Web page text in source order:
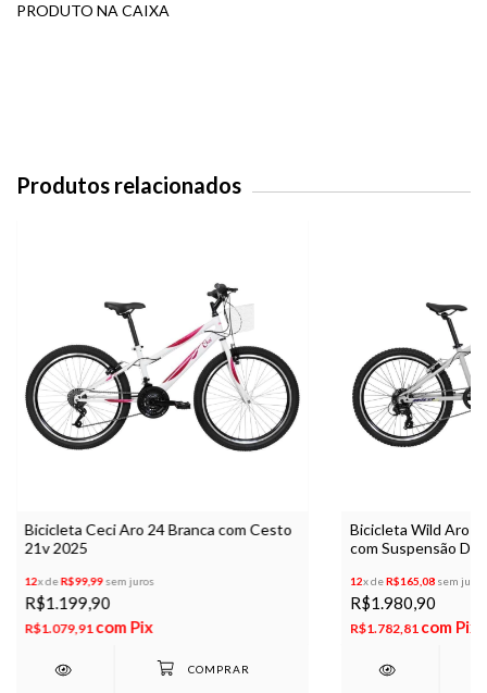
PRODUTO NA CAIXA
Produtos relacionados
Bicicleta Ceci Aro 24 Branca com Cesto
21v 2025
12x deR$99,99sem juros
R$1.199,90
R$1.079,91 com Pix
Bicicleta Wild Aro
com Suspensão
12x deR$165,08sem juros
R$1.980,90
R$1.782,81 com Pix